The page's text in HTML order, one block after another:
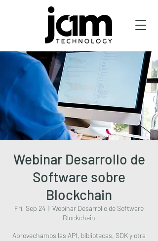
Webinar Desarrollo de
Software sobre
Blockchain
Fri, Sep 24
  |
Webinar Desarrollo de Software
Blockchain
Aprovechamos las API, bibliotecas, SDK y otra